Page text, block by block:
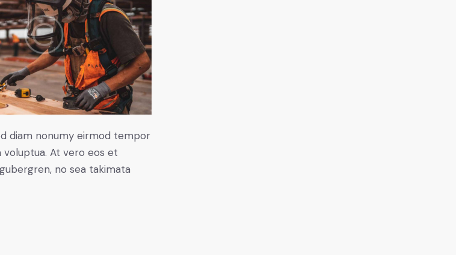
diam nonumy eirmod tempor
At vero eos et
no sea takimata